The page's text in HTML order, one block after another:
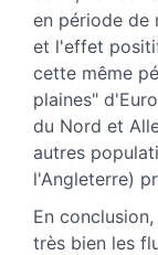
en période de
et l'effet
cette même
plaines"
du Nord et
autres
l'Angleterre)
En
très bien les